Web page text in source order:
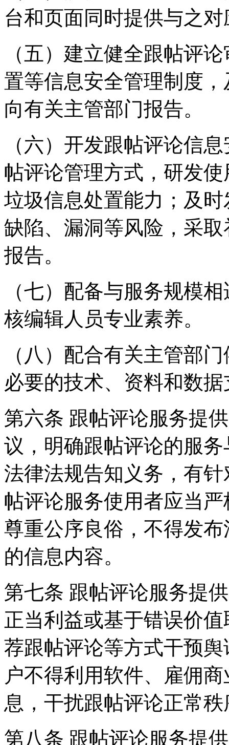
台和页面同时提供与之
（五）建立健全跟帖评
置等信息安全管理制度
向有关主管部门报告。
（六）开发跟帖评论信
帖评论管理方式，研发
垃圾信息处置能力；及
缺陷、漏洞等风险，采
报告。
（七）配备与服务规模
核编辑人员专业素养。
（八）配合有关主管部
必要的技术、资料和数
第六条 跟帖评论服务提
议，明确跟帖评论的服
法律法规告知义务，有
帖评论服务使用者应当
尊重公序良俗，不得发
的信息内容。
第七条 跟帖评论服务提
正当利益或基于错误价
荐跟帖评论等方式干预
户不得利用软件、雇佣
息，干扰跟帖评论正常
第八条 跟帖评论服务提